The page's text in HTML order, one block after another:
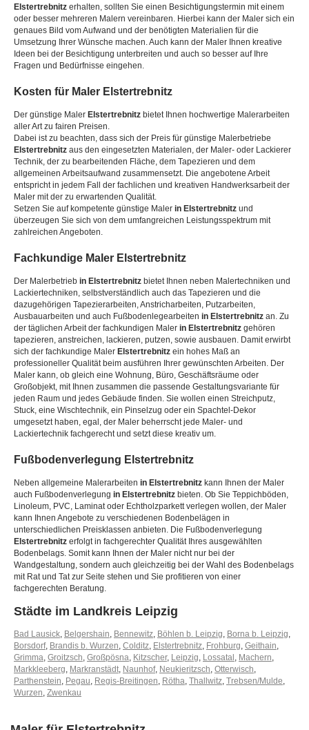
Elstertrebnitz erhalten, sollten Sie einen Besichtigungstermin mit einem
oder besser mehreren Malern vereinbaren. Hierbei kann der Maler sich ein
genaues Bild vom Aufwand und der benötigten Materialien für die
Umsetzung Ihrer Wünsche machen. Auch kann der Maler Ihnen kreative
Ideen bei der Besichtigung unterbreiten und auch so besser auf Ihre
Fragen und Bedürfnisse eingehen.
Kosten für Maler Elstertrebnitz
Der günstige Maler Elstertrebnitz bietet Ihnen hochwertige Malerarbeiten
aller Art zu fairen Preisen.
Dabei ist zu beachten, dass sich der Preis für günstige Malerbetriebe
Elstertrebnitz aus den eingesetzten Materialen, der Maler- oder Lackierer
Technik, der zu bearbeitenden Fläche, dem Tapezieren und dem
allgemeinen Arbeitsaufwand zusammensetzt. Die angebotene Arbeit
entspricht in jedem Fall der fachlichen und kreativen Handwerksarbeit der
Maler mit der zu erwartenden Qualität.
Setzen Sie auf kompetente günstige Maler in Elstertrebnitz und
überzeugen Sie sich von dem umfangreichen Leistungsspektrum mit
zahlreichen Angeboten.
Fachkundige Maler Elstertrebnitz
Der Malerbetrieb in Elstertrebnitz bietet Ihnen neben Malertechniken und
Lackiertechniken, selbstverständlich auch das Tapezieren und die
dazugehörigen Tapezierarbeiten, Anstricharbeiten, Putzarbeiten,
Ausbauarbeiten und auch Fußbodenlegearbeiten in Elstertrebnitz an. Zu
der täglichen Arbeit der fachkundigen Maler in Elstertrebnitz gehören
tapezieren, anstreichen, lackieren, putzen, sowie ausbauen. Damit erwirbt
sich der fachkundige Maler Elstertrebnitz ein hohes Maß an
professioneller Qualität beim ausführen Ihrer gewünschten Arbeiten. Der
Maler kann, ob gleich eine Wohnung, Büro, Geschäftsräume oder
Großobjekt, mit Ihnen zusammen die passende Gestaltungsvariante für
jeden Raum und jedes Gebäude finden. Sie wollen einen Streichputz,
Stuck, eine Wischtechnik, ein Pinselzug oder ein Spachtel-Dekor
umgesetzt haben, egal, der Maler beherrscht jede Maler- und
Lackiertechnik fachgerecht und setzt diese kreativ um.
Fußbodenverlegung Elstertrebnitz
Neben allgemeine Malerarbeiten in Elstertrebnitz kann Ihnen der Maler
auch Fußbodenverlegung in Elstertrebnitz bieten. Ob Sie Teppichböden,
Linoleum, PVC, Laminat oder Echtholzparkett verlegen wollen, der Maler
kann Ihnen Angebote zu verschiedenen Bodenbelägen in
unterschiedlichen Preisklassen anbieten. Die Fußbodenverlegung
Elstertrebnitz erfolgt in fachgerechter Qualität Ihres ausgewählten
Bodenbelags. Somit kann Ihnen der Maler nicht nur bei der
Wandgestaltung, sondern auch gleichzeitig bei der Wahl des Bodenbelags
mit Rat und Tat zur Seite stehen und Sie profitieren von einer
fachgerechten Beratung.
Städte im Landkreis Leipzig
Bad Lausick, Belgershain, Bennewitz, Böhlen b. Leipzig, Borna b. Leipzig,
Borsdorf, Brandis b. Wurzen, Colditz, Elstertrebnitz, Frohburg, Geithain,
Grimma, Groitzsch, Großpösna, Kitzscher, Leipzig, Lossatal , Machern,
Markkleeberg, Markranstädt, Naunhof, Neukieritzsch, Otterwisch,
Parthenstein, Pegau, Regis-Breitingen, Rötha, Thallwitz, Trebsen/Mulde,
Wurzen, Zwenkau